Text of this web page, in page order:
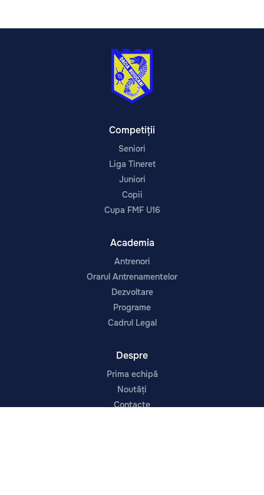
Competiții
Seniori
Liga Tineret
Juniori
Copii
Cupa FMF U16
Academia
Antrenori
Orarul Antrenamentelor
Dezvoltare
Programe
Cadrul Legal
Despre
Prima echipă
Noutăți
Contacte